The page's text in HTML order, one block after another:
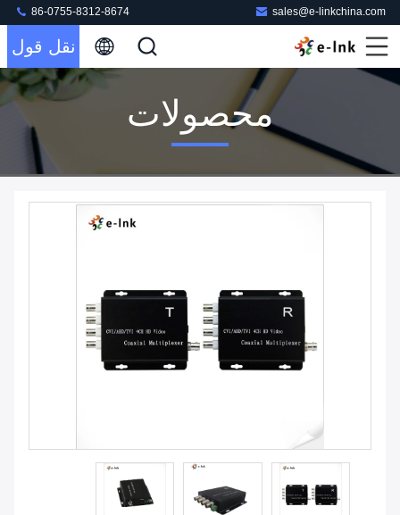
sales@e-linkchina.com
86-0755-8312-8674
نقل قول
محصولات